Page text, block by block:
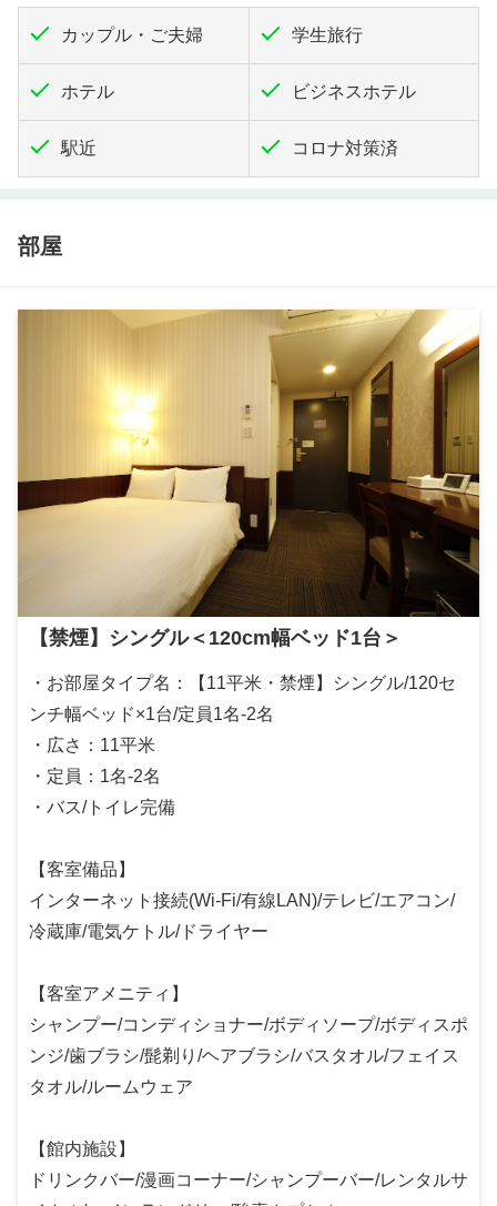
カップル・ご夫婦 学生旅行
ホテル ビジネスホテル
駅近 コロナ対策済
部屋
【禁煙】シングル＜120cm幅ベッド1台＞
・お部屋タイプ名：【11平米・禁煙】シングル/120セ
ンチ幅ベッド×1台/定員1名-2名
・広さ：11平米
・定員：1名-2名
・バス/トイレ完備
【客室備品】
インターネット接続(Wi-Fi/有線LAN)/テレビ/エアコン/
冷蔵庫/電気ケトル/ドライヤー
【客室アメニティ】
シャンプー/コンディショナー/ボディソープ/ボディスポ
ンジ/歯ブラシ/髭剃り/ヘアブラシ/バスタオル/フェイス
タオル/ルームウェア
【館内施設】
ドリンクバー/漫画コーナー/シャンプーバー/レンタルサ